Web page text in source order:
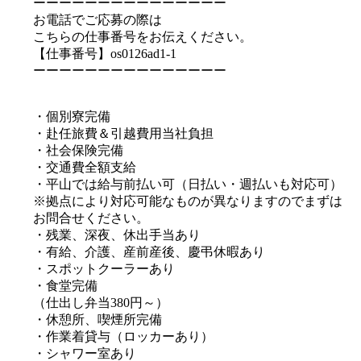
お電話でご応募の際は
こちらの仕事番号をお伝えください。
【仕事番号】os0126ad1-1
ーーーーーーーーーーーーーーー
・個別寮完備
・赴任旅費＆引越費用当社負担
・社会保険完備
・交通費全額支給
・平山では給与前払い可（日払い・週払いも対応可）
※拠点により対応可能なものが異なりますのでまずは
お問合せください。
・残業、深夜、休出手当あり
・有給、介護、産前産後、慶弔休暇あり
・スポットクーラーあり
・食堂完備
（仕出し弁当380円～）
・休憩所、喫煙所完備
・作業着貸与（ロッカーあり）
・シャワー室あり